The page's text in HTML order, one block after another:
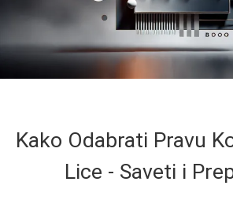
Kako Odabrati Pravu
Lice - Saveti i